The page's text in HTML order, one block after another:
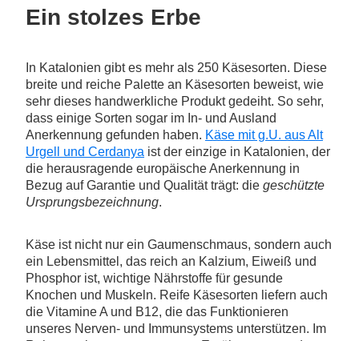
Ein stolzes Erbe
In Katalonien gibt es mehr als 250 Käsesorten. Diese
breite und reiche Palette an Käsesorten beweist, wie
sehr dieses handwerkliche Produkt gedeiht. So sehr,
dass einige Sorten sogar im In- und Ausland
Anerkennung gefunden haben. Käse mit g.U. aus Alt
Urgell und Cerdanya ist der einzige in Katalonien, der
die herausragende europäische Anerkennung in
Bezug auf Garantie und Qualität trägt: die geschützte
Ursprungsbezeichnung.
Käse ist nicht nur ein Gaumenschmaus, sondern auch
ein Lebensmittel, das reich an Kalzium, Eiweiß und
Phosphor ist, wichtige Nährstoffe für gesunde
Knochen und Muskeln. Reife Käsesorten liefern auch
die Vitamine A und B12, die das Funktionieren
unseres Nerven- und Immunsystems unterstützen. Im